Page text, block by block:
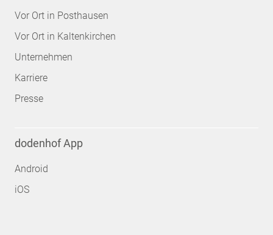
Vor Ort in Posthausen
Vor Ort in Kaltenkirchen
Unternehmen
Karriere
Presse
dodenhof App
Android
iOS